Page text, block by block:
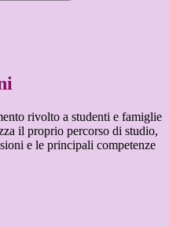
rivolto a studenti e famiglie
il proprio percorso di studio,
e le principali competenze